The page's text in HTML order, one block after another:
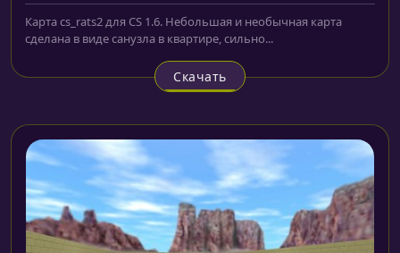
Карта cs_rats2 для CS 1.6. Небольшая и необычная карта
сделана в виде санузла в квартире, сильно...
Скачать